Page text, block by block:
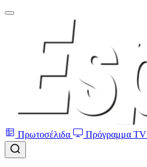
Πρωτοσέλιδα Πρόγραμμα TV